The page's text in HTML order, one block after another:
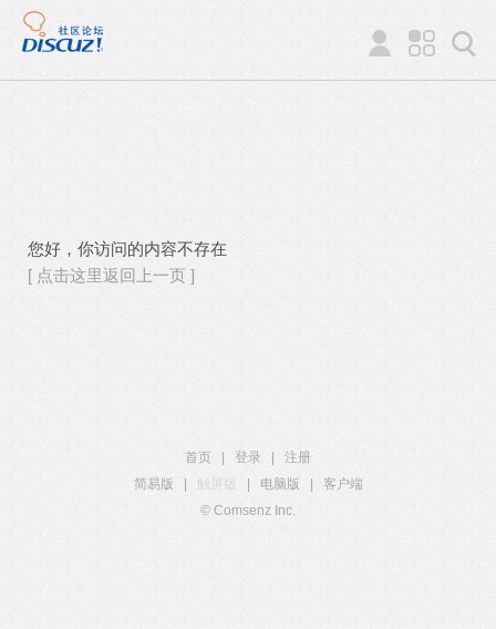
您好，你访问的内容不存在
[ 点击这里返回上一页 ]
首页 登录
注册
简易版
触屏版 电脑版
客户端
© Comsenz Inc.